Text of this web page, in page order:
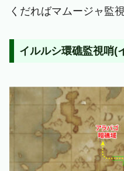
くだればマムージャ監
イルルシ環礁監視哨(